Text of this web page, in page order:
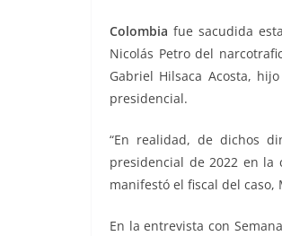
Colombia fue sacudida
Nicolás Petro del
Gabriel Hilsaca Acosta,
presidencial.
“En realidad, de dichos
presidencial de 2022 en
manifestó el fiscal del caso,
En la entrevista con